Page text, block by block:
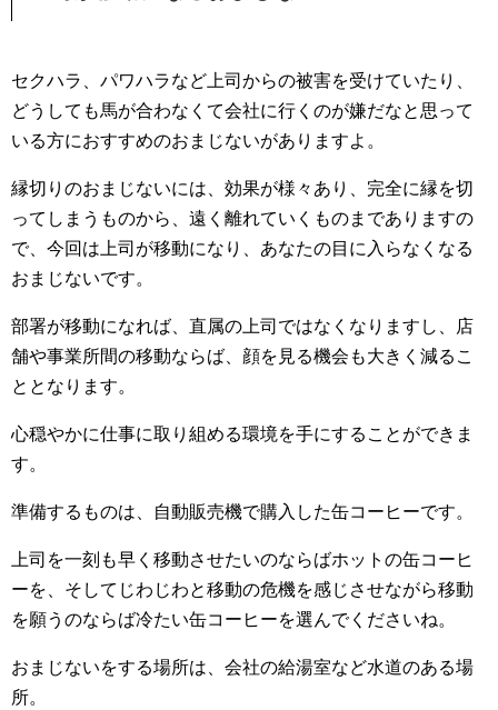
セクハラ、パワハラなど上司からの被害を受けていたり、
どうしても馬が合わなくて会社に行くのが嫌だなと思って
いる方におすすめのおまじないがありますよ。
縁切りのおまじないには、効果が様々あり、完全に縁を切
ってしまうものから、遠く離れていくものまでありますの
で、今回は上司が移動になり、あなたの目に入らなくなる
おまじないです。
部署が移動になれば、直属の上司ではなくなりますし、店
舗や事業所間の移動ならば、顔を見る機会も大きく減るこ
ととなります。
心穏やかに仕事に取り組める環境を手にすることができま
す。
準備するものは、自動販売機で購入した缶コーヒーです。
上司を一刻も早く移動させたいのならばホットの缶コーヒ
ーを、そしてじわじわと移動の危機を感じさせながら移動
を願うのならば冷たい缶コーヒーを選んでくださいね。
おまじないをする場所は、会社の給湯室など水道のある場
所。